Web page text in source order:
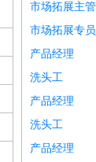
市场拓展主管
市场拓展专员
产品经理
洗头工
产品经理
洗头工
产品经理